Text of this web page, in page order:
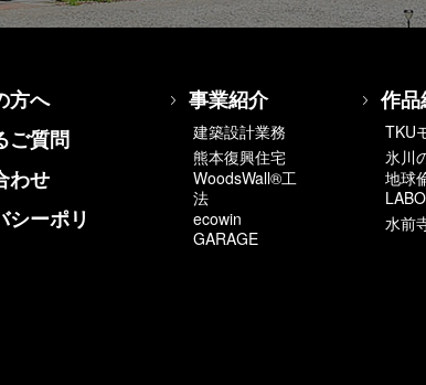
方へ
ご質問
わせ
シーポリ
事業紹介
建築設計業務
熊本復興住宅
WoodsWall®工
法
ecowin
GARAGE
作
TKU
氷川
地球
LABO
水前